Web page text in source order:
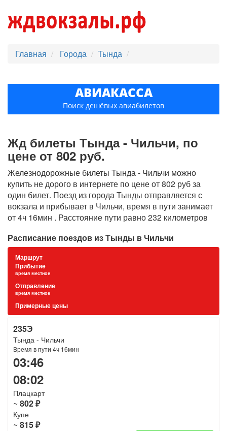
Главная Города Тында
АВИАКАССА
Поиск дешёвых авиабилетов
Жд билеты Тында - Чильчи, по
цене от 802 руб.
Железнодорожные билеты Тында - Чильчи можно
купить не дорого в интернете по цене от 802 руб за
один билет. Поезд из города Тынды отправляется с
вокзала и прибывает в Чильчи, время в пути занимает
от 4ч 16мин . Расстояние пути равно 232 километров
Расписание поездов из Тынды в Чильчи
Маршрут
Прибытие
время местное
Отправление
время местное
Примерные цены
235Э
Тында - Чильчи
Время в пути 4ч 16мин
03:46
08:02
Плацкарт
~ 802 ₽
Купе
~ 815 ₽